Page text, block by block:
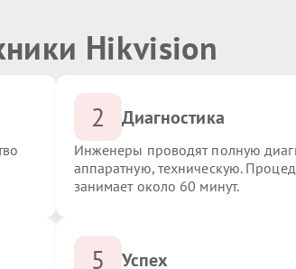
Hikvision
2 Диагностика
Инженеры проводят полную
аппаратную, техническую.
занимает около 60 минут.
5 Успех